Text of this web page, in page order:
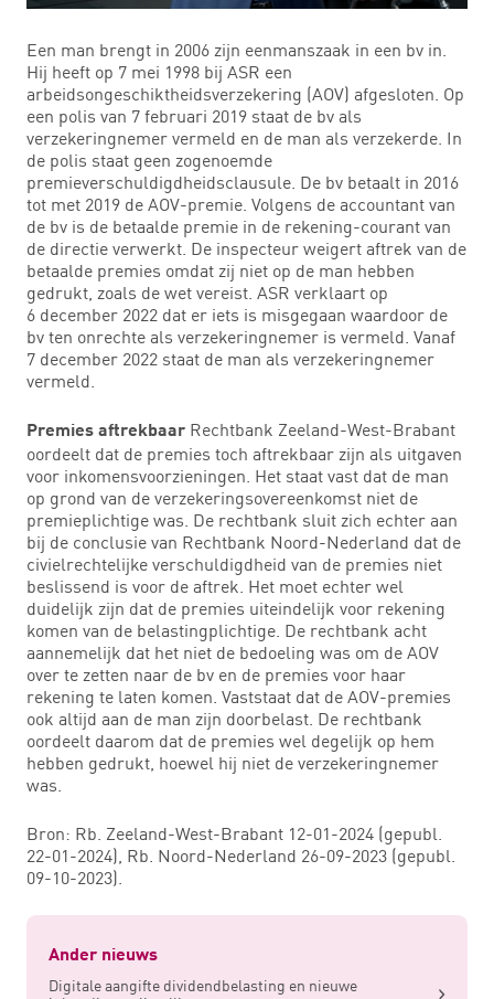
Een man brengt in 2006 zijn eenmanszaak in een bv in.
Hij heeft op 7 mei 1998 bij ASR een
arbeidsongeschiktheidsverzekering (AOV) afgesloten. Op
een polis van 7 februari 2019 staat de bv als
verzekeringnemer vermeld en de man als verzekerde. In
de polis staat geen zogenoemde
premieverschuldigdheidsclausule. De bv betaalt in 2016
tot met 2019 de AOV-premie. Volgens de accountant van
de bv is de betaalde premie in de rekening-courant van
de directie verwerkt. De inspecteur weigert aftrek van de
betaalde premies omdat zij niet op de man hebben
gedrukt, zoals de wet vereist. ASR verklaart op
6 december 2022 dat er iets is misgegaan waardoor de
bv ten onrechte als verzekeringnemer is vermeld. Vanaf
7 december 2022 staat de man als verzekeringnemer
vermeld.
Premies aftrekbaar Rechtbank Zeeland-West-Brabant
oordeelt dat de premies toch aftrekbaar zijn als uitgaven
voor inkomensvoorzieningen. Het staat vast dat de man
op grond van de verzekeringsovereenkomst niet de
premieplichtige was. De rechtbank sluit zich echter aan
bij de conclusie van Rechtbank Noord-Nederland dat de
civielrechtelijke verschuldigdheid van de premies niet
beslissend is voor de aftrek. Het moet echter wel
duidelijk zijn dat de premies uiteindelijk voor rekening
komen van de belastingplichtige. De rechtbank acht
aannemelijk dat het niet de bedoeling was om de AOV
over te zetten naar de bv en de premies voor haar
rekening te laten komen. Vaststaat dat de AOV-premies
ook altijd aan de man zijn doorbelast. De rechtbank
oordeelt daarom dat de premies wel degelijk op hem
hebben gedrukt, hoewel hij niet de verzekeringnemer
was.
Bron: Rb. Zeeland-West-Brabant 12-01-2024 (gepubl.
22-01-2024), Rb. Noord-Nederland 26-09-2023 (gepubl.
09-10-2023).
Ander nieuws
Digitale aangifte dividendbelasting en nieuwe